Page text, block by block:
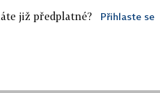
již předplatné? Přihlaste se